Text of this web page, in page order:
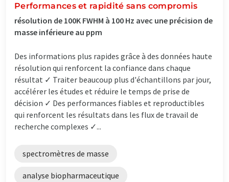
Performances et rapidité sans compromis
résolution de 100K FWHM à 100 Hz avec une précision de
masse inférieure au ppm
Des informations plus rapides grâce à des données haute
résolution qui renforcent la confiance dans chaque
résultat ✓ Traiter beaucoup plus d'échantillons par jour,
accélérer les études et réduire le temps de prise de
décision ✓ Des performances fiables et reproductibles
qui renforcent les résultats dans les flux de travail de
recherche complexes ✓...
spectromètres de masse
analyse biopharmaceutique